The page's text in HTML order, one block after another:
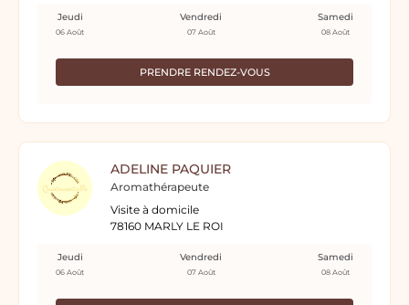
PRENDRE RENDEZ-VOUS
Jeudi
06 Août
Vendredi
07 Août
Samedi
08 Août
ADELINE PAQUIER
Aromathérapeute
Visite à domicile
78160 MARLY LE ROI
Jeudi
06 Août
Vendredi
07 Août
Samedi
08 Août